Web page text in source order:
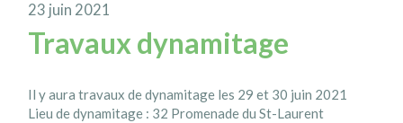
23 juin 2021
Travaux dynamitage
Il y aura travaux de dynamitage les 29 et 30 juin 2021
Lieu de dynamitage : 32 Promenade du St-Laurent